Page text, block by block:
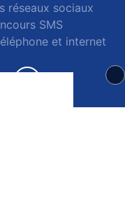
réseaux sociaux
SMS
et internet